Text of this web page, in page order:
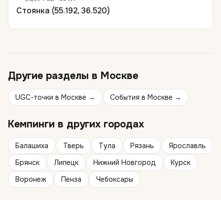
Стоянка (55.192, 36.520)
Другие разделы в Москве
UGC-точки в Москве → События в Москве →
Кемпинги в других городах
Балашиха Тверь Тула Рязань
Ярославль
Брянск
Липецк Нижний Новгород
Курск
Воронеж
Пенза Чебоксары